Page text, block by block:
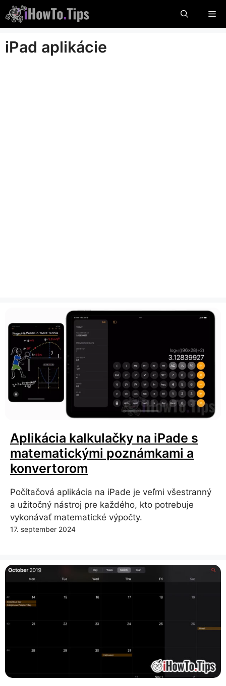
Preskočte
na
obsah
iPad aplikácie
Aplikácia kalkulačky na iPade s
matematickými poznámkami a
konvertorom
Počítačová aplikácia na iPade je veľmi všestranný
a užitočný nástroj pre každého, kto potrebuje
vykonávať matematické výpočty.
17. september 2024